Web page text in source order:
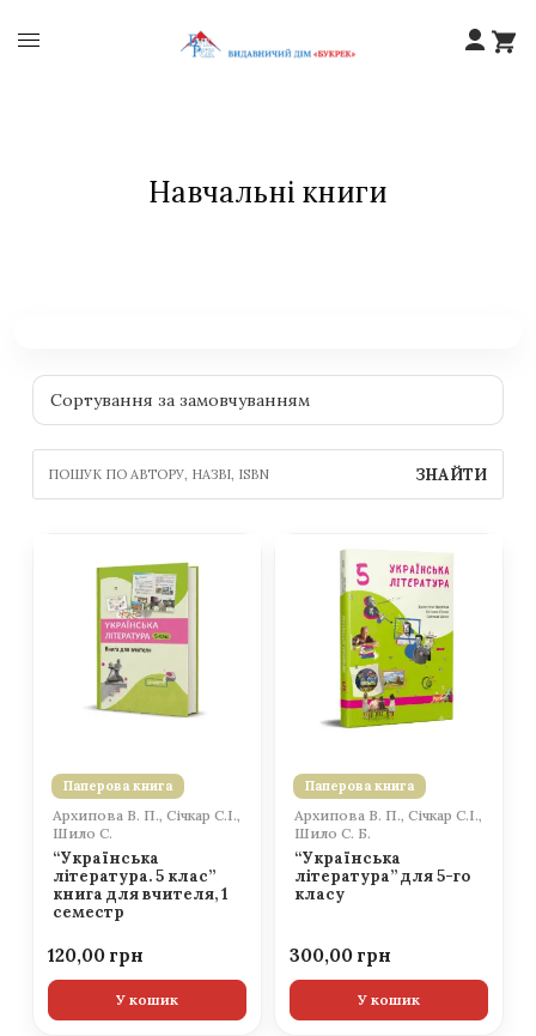
Навчальні книги
ЗНАЙТИ
Паперова книга
Архипова В. П., Січкар С.І.,
Шило С.
“Українська
література. 5 клас”
книга для вчителя, 1
семестр
120,00
У кошик
Паперова книга
Архипова В. П., Січкар С.І.,
Шило С. Б.
“Українська
література” для 5-го
класу
300,00
У кошик